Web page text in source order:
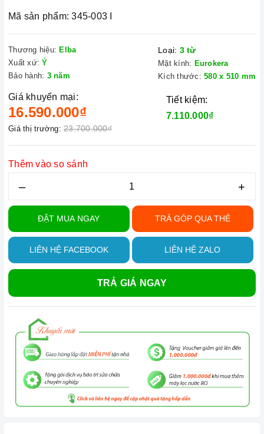
Mã sản phẩm: 345-003 I
Thương hiệu: Elba
Xuất xứ: Ý
Bảo hành: 3 năm
Loại: 3 từ
Mặt kính: Eurokera
Kích thước: 580 x 510 mm
Giá khuyến mại:
16.590.000₫
Giá thị trường: 23.700.000₫
Tiết kiệm:
7.110.000₫
Thêm vào so sánh
– +
ĐẶT MUA NGAY TRẢ GÓP QUA THẺ
LIÊN HỆ FACEBOOK LIÊN HỆ ZALO
TRẢ GIÁ NGAY